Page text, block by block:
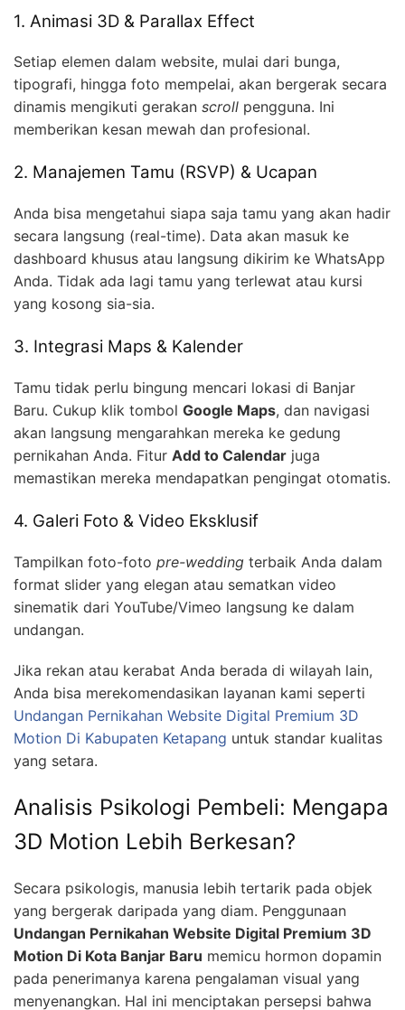
1. Animasi 3D & Parallax Effect
Setiap elemen dalam website, mulai dari bunga,
tipografi, hingga foto mempelai, akan bergerak secara
dinamis mengikuti gerakan scroll pengguna. Ini
memberikan kesan mewah dan profesional.
2. Manajemen Tamu (RSVP) & Ucapan
Anda bisa mengetahui siapa saja tamu yang akan hadir
secara langsung (real-time). Data akan masuk ke
dashboard khusus atau langsung dikirim ke WhatsApp
Anda. Tidak ada lagi tamu yang terlewat atau kursi
yang kosong sia-sia.
3. Integrasi Maps & Kalender
Tamu tidak perlu bingung mencari lokasi di Banjar
Baru. Cukup klik tombol Google Maps, dan navigasi
akan langsung mengarahkan mereka ke gedung
pernikahan Anda. Fitur Add to Calendar juga
memastikan mereka mendapatkan pengingat otomatis.
4. Galeri Foto & Video Eksklusif
Tampilkan foto-foto pre-wedding terbaik Anda dalam
format slider yang elegan atau sematkan video
sinematik dari YouTube/Vimeo langsung ke dalam
undangan.
Jika rekan atau kerabat Anda berada di wilayah lain,
Anda bisa merekomendasikan layanan kami seperti
Undangan Pernikahan Website Digital Premium 3D
Motion Di Kabupaten Ketapang untuk standar kualitas
yang setara.
Analisis Psikologi Pembeli: Mengapa
3D Motion Lebih Berkesan?
Secara psikologis, manusia lebih tertarik pada objek
yang bergerak daripada yang diam. Penggunaan
Undangan Pernikahan Website Digital Premium 3D
Motion Di Kota Banjar Baru memicu hormon dopamin
pada penerimanya karena pengalaman visual yang
menyenangkan. Hal ini menciptakan persepsi bahwa